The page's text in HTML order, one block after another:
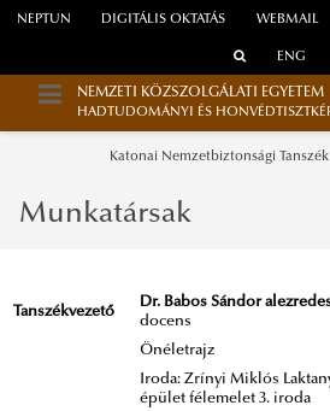
WEBMAIL
NEPTUN DIGITÁLIS OKTATÁS
ENG
NEMZETI KÖZSZOLGÁLATI EGYETEM
HADTUDOMÁNYI ÉS
Katonai Nemzetbiztonsági Tanszék
Munkatársak
Tanszékvezető
Dr. Babos Sándor
docens
Önéletrajz
Iroda: Zrínyi Miklós
épület félemelet 3. iroda